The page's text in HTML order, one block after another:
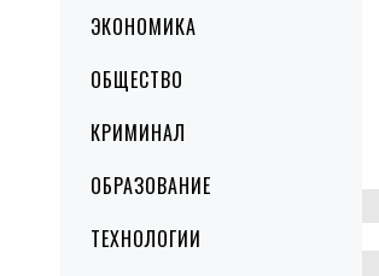
ЭКОНОМИКА
ОБЩЕСТВО
КРИМИНАЛ
ОБРАЗОВАНИЕ
ТЕХНОЛОГИИ